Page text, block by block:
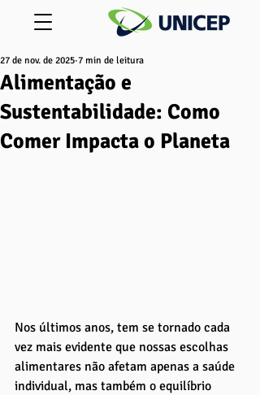
Alimentação e
Sustentabilidade: Como
Comer Impacta o Planeta
27 de nov. de 2025 7 min de leitura
Nos últimos anos, tem se tornado cada
vez mais evidente que nossas escolhas
alimentares não afetam apenas a saúde
individual, mas também o equilíbrio